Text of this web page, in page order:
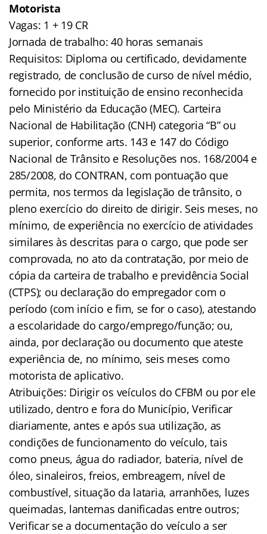
Motorista
Vagas: 1 + 19 CR
Jornada de trabalho: 40 horas semanais
Requisitos: Diploma ou certificado, devidamente
registrado, de conclusão de curso de nível médio,
fornecido por instituição de ensino reconhecida
pelo Ministério da Educação (MEC). Carteira
Nacional de Habilitação (CNH) categoria “B” ou
superior, conforme arts. 143 e 147 do Código
Nacional de Trânsito e Resoluções nos. 168/2004 e
285/2008, do CONTRAN, com pontuação que
permita, nos termos da legislação de trânsito, o
pleno exercício do direito de dirigir. Seis meses, no
mínimo, de experiência no exercício de atividades
similares às descritas para o cargo, que pode ser
comprovada, no ato da contratação, por meio de
cópia da carteira de trabalho e previdência Social
(CTPS); ou declaração do empregador com o
período (com início e fim, se for o caso), atestando
a escolaridade do cargo/emprego/função; ou,
ainda, por declaração ou documento que ateste
experiência de, no mínimo, seis meses como
motorista de aplicativo.
Atribuições: Dirigir os veículos do CFBM ou por ele
utilizado, dentro e fora do Município, Verificar
diariamente, antes e após sua utilização, as
condições de funcionamento do veículo, tais
como pneus, água do radiador, bateria, nível de
óleo, sinaleiros, freios, embreagem, nível de
combustível, situação da lataria, arranhões, luzes
queimadas, lanternas danificadas entre outros;
Verificar se a documentação do veículo a ser